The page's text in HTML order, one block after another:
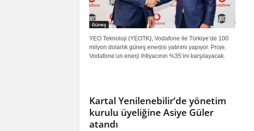
Güneş
YEO Teknoloji (YEOTK), Vodafone ile Türkiye’de 100
milyon dolarlık güneş enerjisi yatırımı yapıyor. Proje,
Vodafone’un enerji ihtiyacının %35’ini karşılayacak.
Kartal Yenilenebilir’de yönetim
kurulu üyeliğine Asiye Güler
atandı